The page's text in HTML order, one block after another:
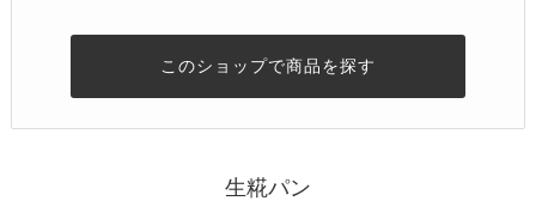
このショップで商品を探す
生糀パン